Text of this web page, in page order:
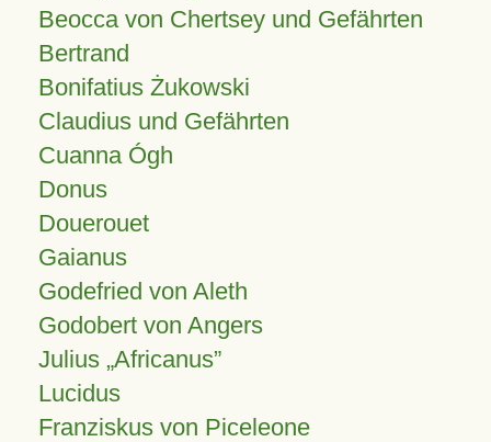
Beocca von Chertsey und Gefährten
Bertrand
Bonifatius Żukowski
Claudius und Gefährten
Cuanna Ógh
Donus
Douerouet
Gaianus
Godefried von Aleth
Godobert von Angers
Julius Africanus
Lucidus
Franziskus von Piceleone